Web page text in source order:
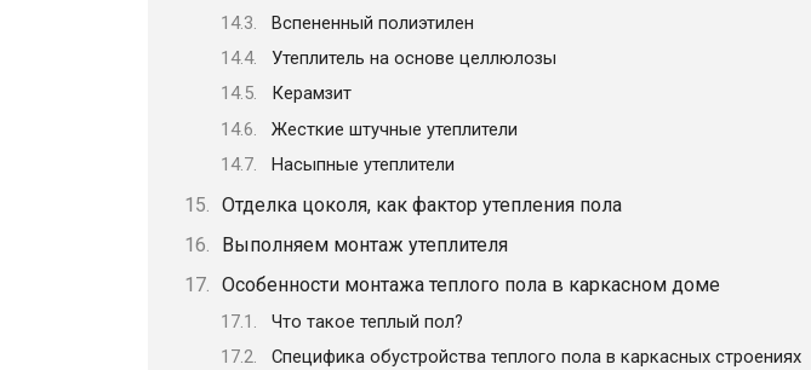
Вспененный полиэтилен
Утеплитель на основе целлюлозы
Керамзит
Жесткие штучные утеплители
Насыпные утеплители
Отделка цоколя, как фактор утепления пола
Выполняем монтаж утеплителя
Особенности монтажа теплого пола в каркасном доме
Что такое теплый пол?
Специфика обустройства теплого пола в каркасных строениях